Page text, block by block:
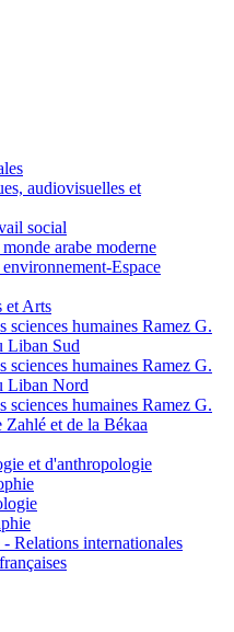
audiovisuelles et
social
arabe moderne
Espace
et Arts
sciences humaines Ramez G.
Liban Sud
sciences humaines Ramez G.
Liban Nord
sciences humaines Ramez G.
et de la Békaa
et d'anthropologie
Relations internationales